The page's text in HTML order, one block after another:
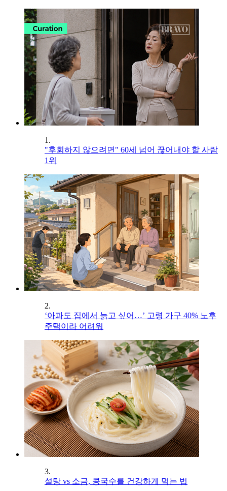
1.
"후회하지 않으려면" 60세 넘어 끊어내야 할 사람
1위
2.
‘아파도 집에서 늙고 싶어…’ 고령 가구 40% 노후
주택이라 어려워
3.
설탕 vs 소금, 콩국수를 건강하게 먹는 법